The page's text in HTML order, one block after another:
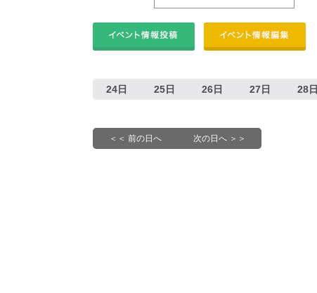
24日 25日 26日 27日 28日
＜＜ 前の日へ 次の日へ ＞＞